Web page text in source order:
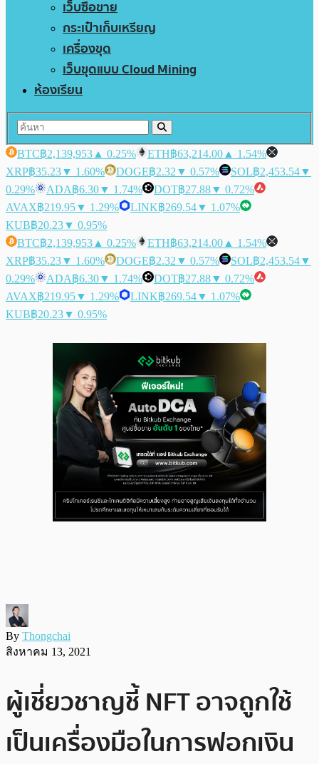
เว็บซื้อขาย
กระเป๋าเก็บเหรียญ
เครื่องขุด
เว็บขุดแบบ Cloud Mining
ห้องเรียน
BTC฿2,139,953 ▲ 0.25% ETH฿63,214.00 ▲ 1.54%
XRP฿35.23▼ 1.60% DOGE฿2.32 ▼ 0.57% SOL฿2,453.54▼
0.29%
ADA฿6.30▼ 1.74% DOT฿27.88▼ 0.72%
AVAX฿219.95▼ 1.29% LINK฿269.54▼ 1.07%
KUB฿20.23▼ 0.95%
BTC฿2,139,953 ▲ 0.25% ETH฿63,214.00 ▲ 1.54%
XRP฿35.23▼ 1.60% DOGE฿2.32 ▼ 0.57% SOL฿2,453.54▼
0.29%
ADA฿6.30▼ 1.74% DOT฿27.88▼ 0.72%
AVAX฿219.95▼ 1.29% LINK฿269.54▼ 1.07%
KUB฿20.23▼ 0.95%
By Thongchai
สิงหาคม 13, 2021
ผู้เชี่ยวชาญชี้ NFT อาจถูกใช้
เป็นเครื่องมือในการฟอกเงิน